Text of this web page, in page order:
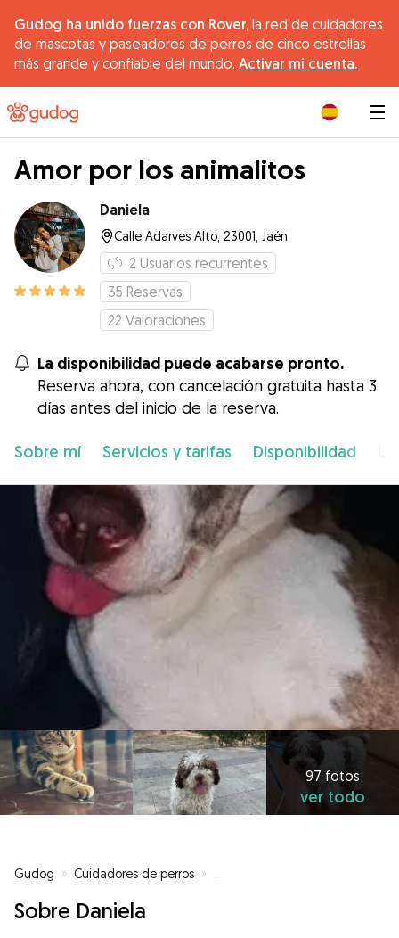
Gudog ha unido fuerzas con Rover, la red de cuidadores
de mascotas y paseadores de perros de cinco estrellas
más grande y confiable del mundo. Activar mi cuenta.
Amor por los animalitos
Daniela
Calle Adarves Alto, 23001, Jaén
2 Usuarios recurrentes
35 Reservas
22 Valoraciones
La disponibilidad puede acabarse pronto.
Reserva ahora, con cancelación gratuita hasta 3
días antes del inicio de la reserva.
Sobre mí Servicios y tarifas Disponibilidad
97 fotos
ver todo
Gudog » Cuidadores de perros »
Sobre Daniela